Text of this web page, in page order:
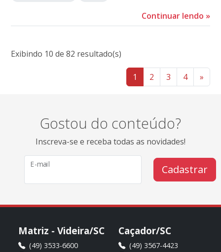
Continuar lendo »
Exibindo 10 de 82 resultado(s)
1 2 3 4 »
Gostou do conteúdo?
Inscreva-se e receba todas as novidades!
E-mail Cadastrar
Matriz - Videira/SC
(49) 3533-6600
Caçador/SC
(49) 3567-4423